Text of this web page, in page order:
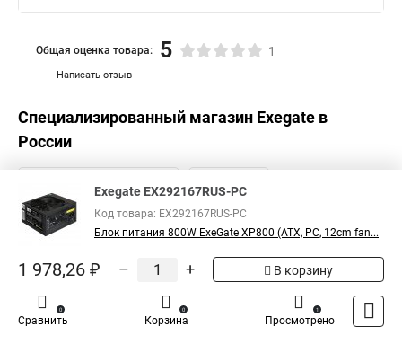
Написать отзыв
Общая оценка товара: 5 1
Специализированный магазин Exegate в
России
Exegate EX292167RUS-PC
Код товара: EX292167RUS-PC
Блок питания 800W ExeGate XP800 (ATX, PC, 12cm fan...
1 978,26 ₽ – + В корзину
Сравнить
0
Корзина
0
Просмотрено
1